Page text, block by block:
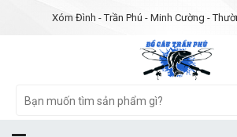
Xóm Đình - Trần Phú - Minh Cường -